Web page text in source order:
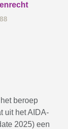
beroep
uit het AIDA-
2025) een